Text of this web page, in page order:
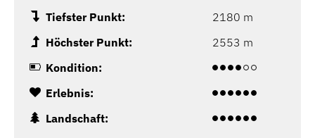
Tiefster Punkt:
2180 m
Höchster Punkt:
2553 m
Kondition:
Erlebnis:
Landschaft: